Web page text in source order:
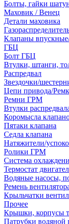
Болты, гайки
Маховик / Венец
Детали маховика
Клапаны
ГБЦ
Болт ГБЦ
Втулки, штанги,
Распредвал
Звездочки/
Цепи привода/
Ремни ГРМ
Втулки
Коромысла
Пятаки клапана
Седла клапана
Натяжители/
Ролики ГРМ
Система
Термостат
Водяные насосы,
Ремень
Крыльчатки
Прочее
Крышки, корпусы
Патрубки